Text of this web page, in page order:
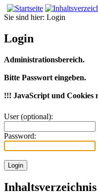
Sie sind hier: Login
Login
Administrationsbereich.
Bitte Passwort eingeben.
!!! JavaScript und Cookies
User (optional):
Password:
Inhaltsverzeichnis